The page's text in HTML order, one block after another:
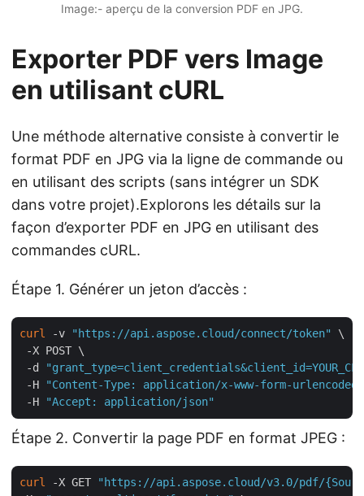
Image:- aperçu de la conversion PDF en JPG.
Exporter PDF vers Image
en utilisant cURL
Une méthode alternative consiste à convertir le
format PDF en JPG via la ligne de commande ou
en utilisant des scripts (sans intégrer un SDK
dans votre projet).Explorons les détails sur la
façon d’exporter PDF en JPG en utilisant des
commandes cURL.
Étape 1. Générer un jeton d’accès :
curl -v "https://api.aspose.cloud/connect/token"
\
-X POST \
-d
-H
"Content-Type: application/x-www-form-urlencoded"
-H
"Accept: application/json"
Étape 2. Convertir la page PDF en format JPEG :
curl -X GET
"https://api.aspose.cloud/v3.0/pdf/